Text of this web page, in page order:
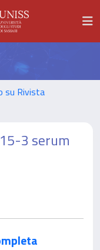
su Rivista
3 serum